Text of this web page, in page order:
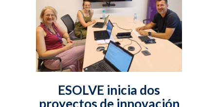
ESOLVE inicia dos
proyectos de innovación